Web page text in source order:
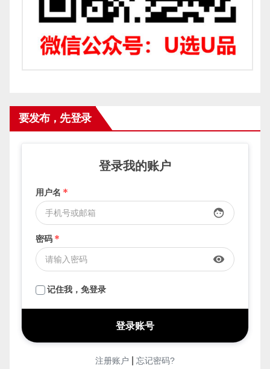
要发布，先登录
登录我的账户
用户名 *
face
密码 *
visibility
记住我，免登录
注册账户 忘记密码?